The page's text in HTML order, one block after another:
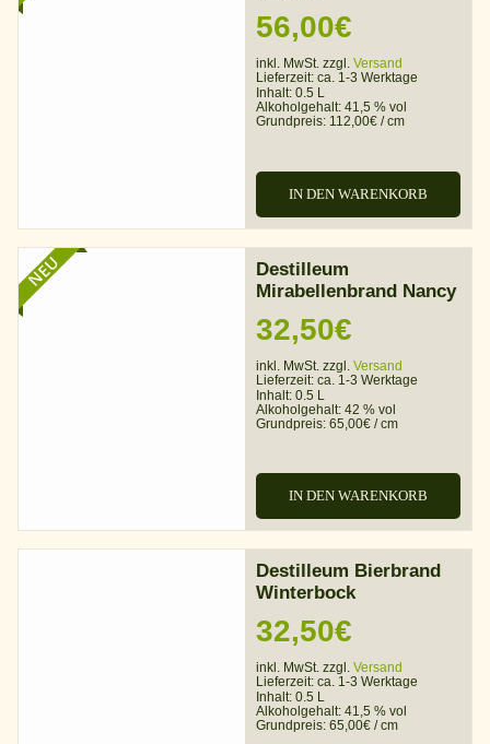
56,00€
inkl. MwSt. zzgl. Versand
Lieferzeit: ca. 1-3 Werktage
Inhalt: 0.5 L
Alkoholgehalt: 41,5 % vol
Grundpreis: 112,00€ /cm
IN DEN WARENKORB
NEU
Destilleum
Mirabellenbrand Nancy
32,50€
inkl. MwSt. zzgl. Versand
Lieferzeit: ca. 1-3 Werktage
Inhalt: 0.5 L
Alkoholgehalt: 42 % vol
Grundpreis: 65,00€ /cm
IN DEN WARENKORB
Destilleum Bierbrand
Winterbock
32,50€
inkl. MwSt. zzgl. Versand
Lieferzeit: ca. 1-3 Werktage
Inhalt: 0.5 L
Alkoholgehalt: 41,5 % vol
Grundpreis: 65,00€ /cm